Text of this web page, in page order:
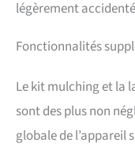
légèrement
Fonctionnalités
Le kit mulching et la
sont des plus non
globale de l’appareil